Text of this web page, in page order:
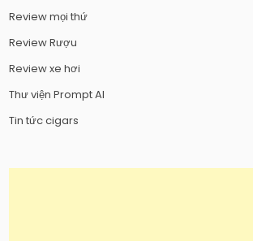
Review mọi thứ
Review Rượu
Review xe hơi
Thư viện Prompt AI
Tin tức cigars